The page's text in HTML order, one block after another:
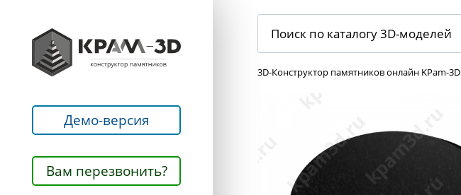
Демо-версия
Вам перезвонить?
3D-Конструктор памятников онлайн KPam-3D